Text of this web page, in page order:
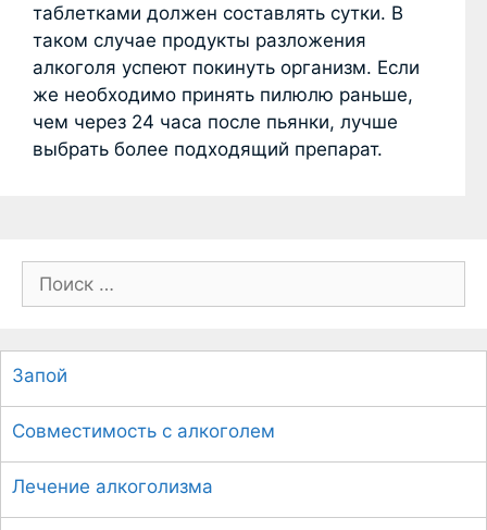
таблетками должен составлять сутки. В
таком случае продукты разложения
алкоголя успеют покинуть организм. Если
же необходимо принять пилюлю раньше,
чем через 24 часа после пьянки, лучше
выбрать более подходящий препарат.
о
с
к
:
Запой
Совместимость с алкоголем
Лечение алкоголизма